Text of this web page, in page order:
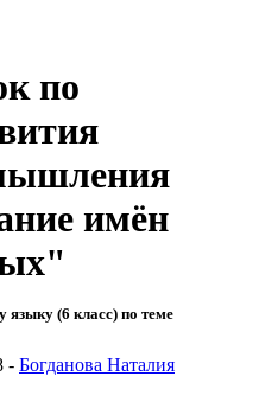
по
имён
языку (6 класс) по теме
- Богданова Наталия